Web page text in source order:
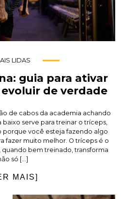
LIDAS
guia para ativar
de verdade
de cabos da academia achando
serve para treinar o tríceps,
porque você esteja fazendo algo
fazer muito melhor. O tríceps é o
bem treinado, transforma
só […]
MAIS]